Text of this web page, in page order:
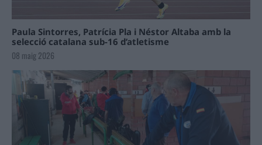
Paula Sintorres, Patrícia Pla i Néstor Altaba amb la
selecció catalana sub-16 d’atletisme
08 maig 2026